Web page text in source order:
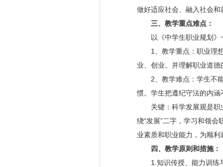
做好适应社会、融入社会
三、教学重点难点：
以《中学生职业规划》
1、教学重点：职业理想
业、创业。并理解职业道
2、教学难点：学生不能
惯。学生把遵纪守法的内
关键：科学发展观是职
绕“发展”二字，学习和领
业素质和职业能力，为顺
四、教学原则和措施：
1.知识传授、能力训练与